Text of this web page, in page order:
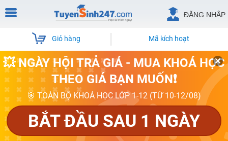
ĐĂNG NHẬP
Giỏ hàng Mã kích hoạt
💥 NGÀY HỘI TRẢ GIÁ - MUA KHOÁ HỌC
THEO GIÁ BẠN MUỐN❗
🎯 TOÀN BỘ KHOÁ HỌC LỚP 1-12 (TỪ 10-12/08)
BẮT ĐẦU SAU 1 NGÀY